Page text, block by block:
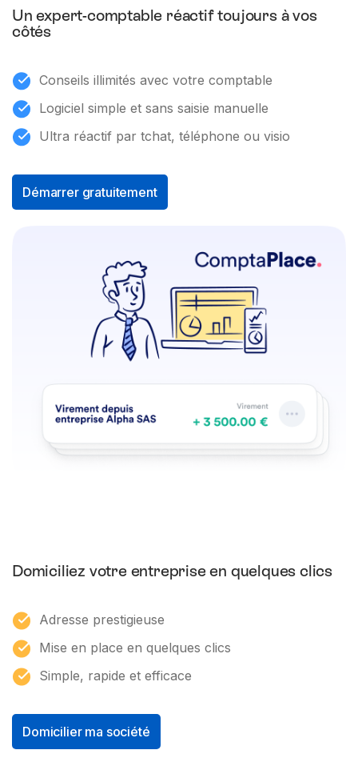
Un expert-comptable réactif toujours à vos
côtés
Conseils illimités avec votre comptable
Logiciel simple et sans saisie manuelle
Ultra réactif par tchat, téléphone ou visio
Démarrer gratuitement
Domiciliez votre entreprise en quelques clics
Adresse prestigieuse
Mise en place en quelques clics
Simple, rapide et efficace
Domicilier ma société